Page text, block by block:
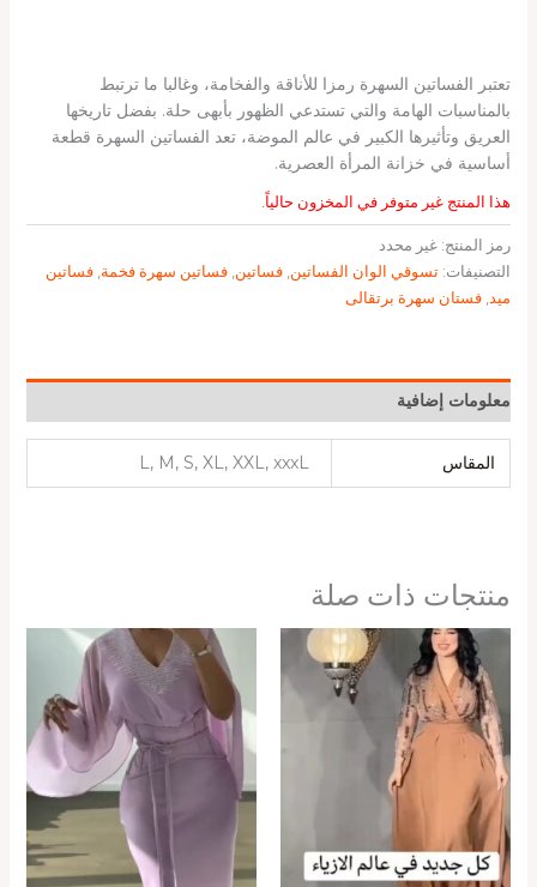
تعتبر الفساتين السهرة رمزا للأناقة والفخامة، وغالبا ما ترتبط
بالمناسبات الهامة والتي تستدعي الظهور بأبهى حلة. بفضل تاريخها
العريق وتأثيرها الكبير في عالم الموضة، تعد الفساتين السهرة قطعة
أساسية في خزانة المرأة العصرية.
هذا المنتج غير متوفر في المخزون حالياً.
رمز المنتج: غير محدد
التصنيفات: تسوقي الوان الفساتين فساتين فساتين سهرة فخمة فساتين
ميد فستان سهرة برتقالى
معلومات إضافية
المقاس L, M, S, XL, XXL, xxxL
منتجات ذات صلة